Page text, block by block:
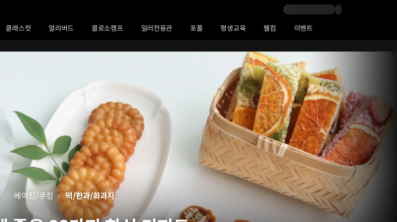
클래스컷 얼리버드 콜로소캠프 일러전용관 포폴 평생교육 웰컴 이벤트
베이킹/쿠킹 떡/한과/화과자